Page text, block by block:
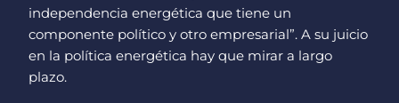
independencia energética que tiene un
componente político y otro empresarial”. A su juicio
en la política energética hay que mirar a largo
plazo.